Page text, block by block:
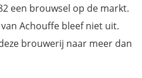
een brouwsel op de markt.
Achouffe bleef niet uit.
brouwerij naar meer dan